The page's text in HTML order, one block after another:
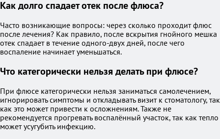
Как долго спадает отек после флюса?
Часто возникающие вопросы: через сколько проходит флюс
после лечения? Как правило, после вскрытия гнойного мешка
отек спадает в течение одного-двух дней, после чего
воспаление начинает уменьшаться.
Что категорически нельзя делать при флюсе?
При флюсе категорически нельзя заниматься самолечением,
игнорировать симптомы и откладывать визит к стоматологу, так
как это может привести к осложнениям. Также не
рекомендуется прогревать воспалённый участок, так как тепло
может усугубить инфекцию.